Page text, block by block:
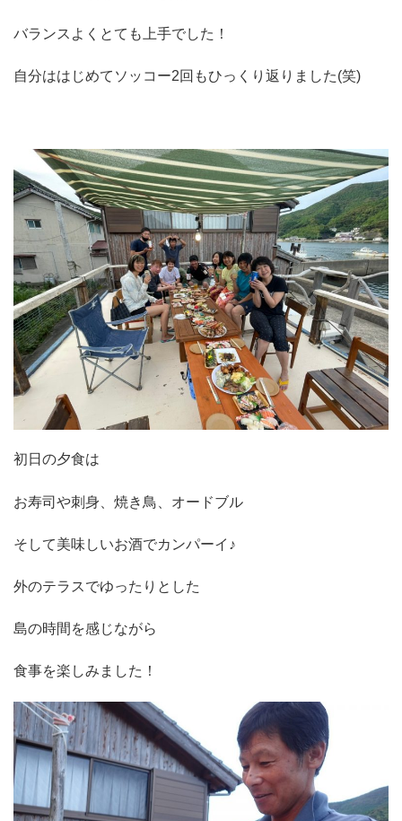
バランスよくとても上手でした！
自分ははじめてソッコー2回もひっくり返りました(笑)
初日の夕食は
お寿司や刺身、焼き鳥、オードブル
そして美味しいお酒でカンパーイ♪
外のテラスでゆったりとした
島の時間を感じながら
食事を楽しみました！